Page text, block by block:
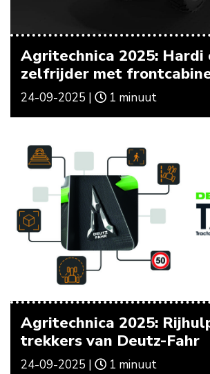
Agritechnica 2025:
zelfrijder met
24-09-2025 | 1 minuut
Agritechnica 2025:
trekkers van Deutz-Fahr
24-09-2025 | 1 minuut